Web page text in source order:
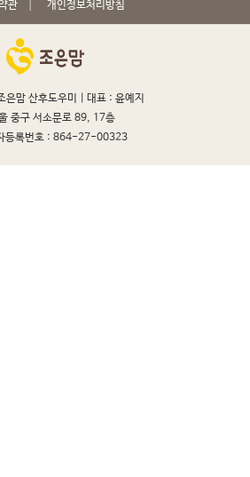
관 개인정보처리방침
은맘 산후도우미 | 대표 : 윤예지
중구 서소문로 89, 17층
등록번호 : 864-27-00323